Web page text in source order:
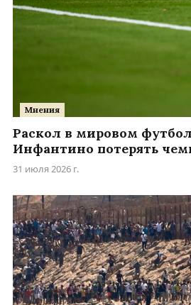
Мнения
Раскол в мировом
Инфантино потерять
31 июля 2026 г.